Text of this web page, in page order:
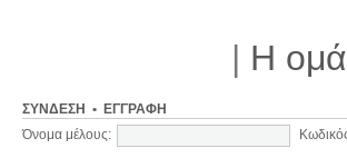
| Η
ΣΎΝΔΕΣΗ • ΕΓΓΡΑΦΉ
Όνομα μέλους: